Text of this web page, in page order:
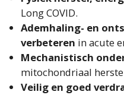
Long COVID.
Ademhaling- en
verbeteren in acute
Mechanistisch
mitochondriaal
Veilig en goed